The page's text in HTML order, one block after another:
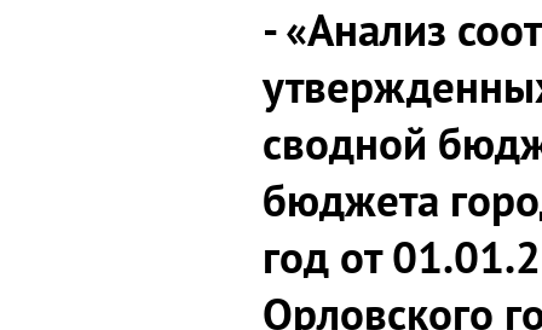
- «Анализ
сводной
бюджета
год от
Орловского